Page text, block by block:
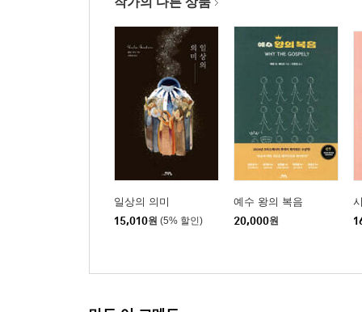
일상의 의미
15,010원 (5% 할인)
예수 왕의 복음
20,000원